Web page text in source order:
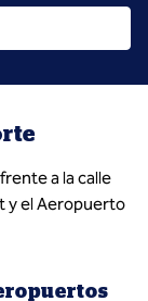
a la calle
y el Aeropuerto